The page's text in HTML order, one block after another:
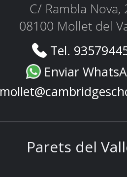
C/ Rambla Nova,
08100 Mollet del
Tel.
Enviar
Parets del